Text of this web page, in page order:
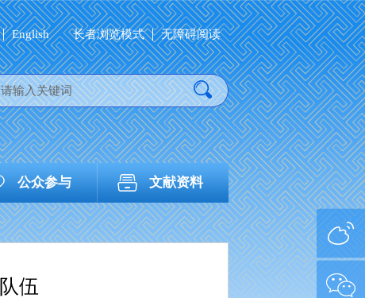
English 长者浏览模式 无障碍阅读
公众参与 文献资料
伍